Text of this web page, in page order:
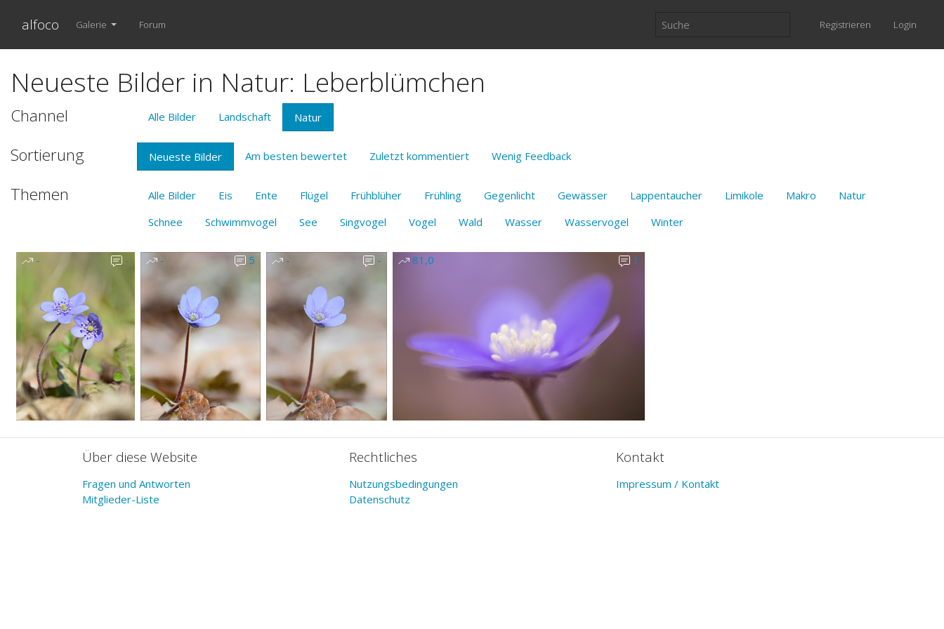
alfoco Galerie Forum Registrieren Login
Neueste Bilder in Natur: Leberblümchen
Channel Alle Bilder Landschaft Natur
Sortierung Neueste Bilder Am besten bewertet Zuletzt kommentiert Wenig Feedback
Themen Alle Bilder Eis Ente Flügel Frühblüher Frühling Gegenlicht Gewässer Lappentaucher Limikole Makro
Natur
Schnee
Schwimmvogel See Singvogel Vogel Wald Wasser Wasservogel Winter
- - - 5 - - 81,0 1
Über diese Website
Fragen und Antworten
Mitglieder-Liste
Rechtliches
Nutzungsbedingungen
Datenschutz
Kontakt
Impressum / Kontakt